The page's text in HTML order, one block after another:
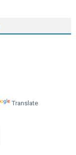
Translate